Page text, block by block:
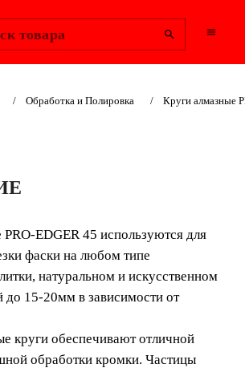
товара
Обработка и Полировка Круги алмазные
АЛМАЗНЫЕ
45
EDGER 45 используются для
фаски на любом типе
натуральном и искусственном
до 15-20мм в зависимости от
EDGER 45 используются для
фаски на любом типе
натуральном и искусственном
до 15-20мм в зависимости от
круги обеспечивают отличной
обработки кромки. Частицы